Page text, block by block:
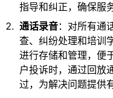
指导和纠正，确保服
通话录音：对所有通
查、纠纷处理和培训
进行存储和管理，便
户投诉时，通过回放
过，为解决问题提供